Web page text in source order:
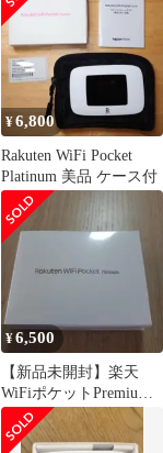
¥6,800
Rakuten WiFi Pocket
Platinum 美品 ケース付
¥6,500
【新品未開封】楽天
WiFiポケットPremium
Rakuten